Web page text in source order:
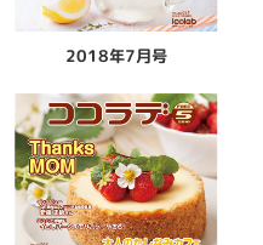
2018年7月号